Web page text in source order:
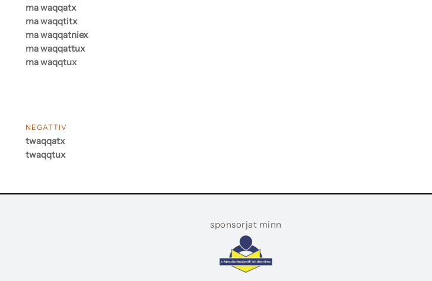
ma waqqatx
ma waqqtitx
ma waqqatniex
ma waqqattux
ma waqqtux
NEGATTIV
twaqqatx
twaqqtux
sponsorjat minn